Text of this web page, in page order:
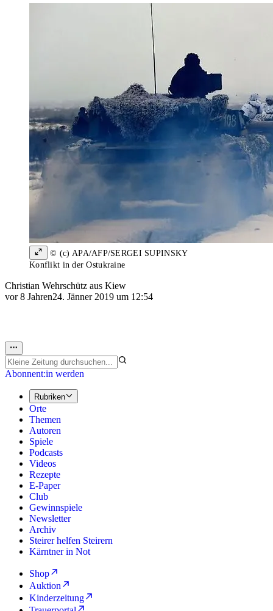
© (c) APA/AFP/SERGEI SUPINSKY
Konflikt in der Ostukraine
Christian Wehrschütz aus Kiew
vor 8 Jahren24. Jänner 2019 um 12:54
Abonnent:in werden
Rubriken
Orte
Themen
Autoren
Spiele
Podcasts
Videos
Rezepte
E-Paper
Club
Gewinnspiele
Newsletter
Archiv
Steirer helfen Steirern
Kärntner in Not
Shop
Auktion
Kinderzeitung